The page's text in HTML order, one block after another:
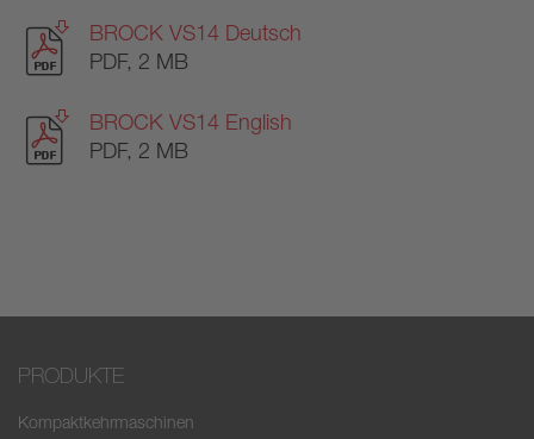
BROCK VS14 Deutsch
PDF, 2 MB
BROCK VS14 English
PDF, 2 MB
PRODUKTE
Kompaktkehrmaschinen